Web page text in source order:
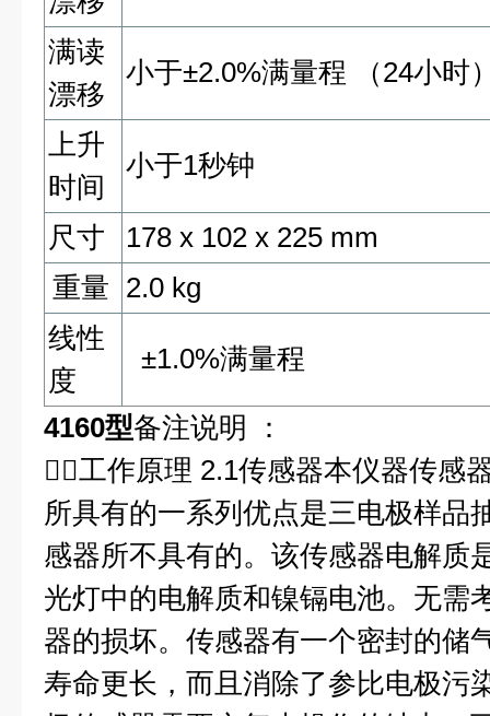
满读
漂移
小于±2.0%满量程 （24小时
上升
时间
小于1秒钟
尺寸
178 x 102 x 225 mm
重量 2.0 kg
线性
度
±1.0%满量程
4160型备注说明 ：
工作原理 2.1传感器本仪器传感
所具有的一系列优点是三电极样品
感器所不具有的。该传感器电解质
光灯中的电解质和镍镉电池。无需
器的损坏。传感器有一个密封的储
寿命更长，而且消除了参比电极污